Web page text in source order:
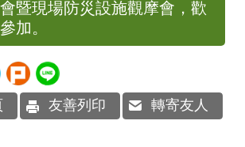
暨現場防災設施觀摩會，歡
加。
友善列印 轉寄友人